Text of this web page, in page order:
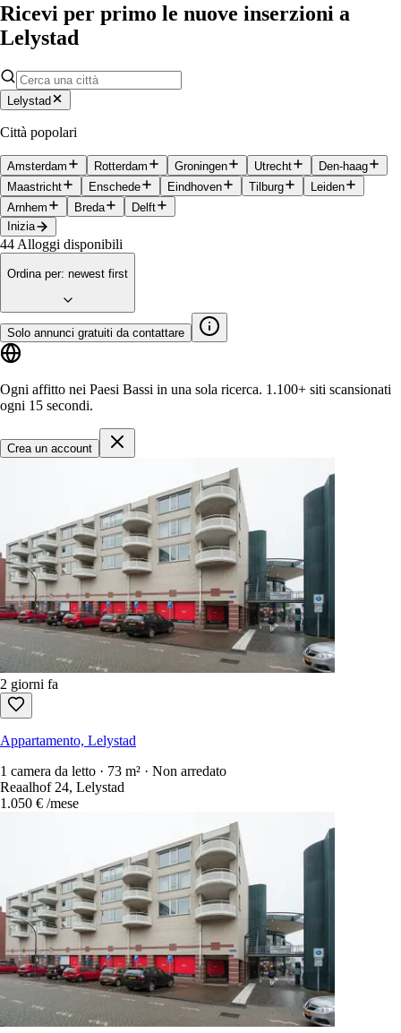
Ricevi per primo le nuove inserzioni a
Lelystad
Lelystad
Città popolari
Amsterdam Rotterdam Groningen Utrecht
Den-haag
Maastricht
Enschede Eindhoven Tilburg
Leiden
Arnhem
Breda
Delft
Inizia
44 Alloggi disponibili
Ordina per: newest first
Solo annunci gratuiti da contattare
Ogni affitto nei Paesi Bassi in una sola ricerca. 1.100+ siti scansionati
ogni 15 secondi.
Crea un account
2 giorni fa
Appartamento, Lelystad
1 camera da letto · 73 m² · Non arredato
Reaalhof 24, Lelystad
1.050 € /mese